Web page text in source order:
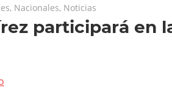
, Nacionales, Noticias
participará en